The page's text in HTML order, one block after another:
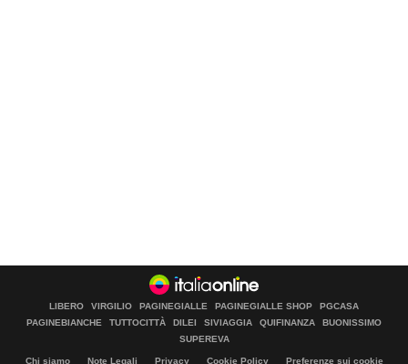
LIBERO VIRGILIO PAGINEGIALLE PAGINEGIALLE SHOP
PGCASA
PAGINEBIANCHE
TUTTOCITTÀ DILEI SIVIAGGIA QUIFINANZA
BUONISSIMO
SUPEREVA
Chi siamo Note Legali Privacy Cookie Policy Preferenze sui cookie